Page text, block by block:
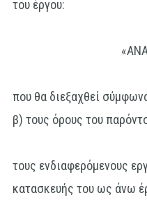
του έργου:
«
που θα διεξαχθεί
β) τους όρους του
τους ενδιαφερόμενους
κατασκευής του ως άνω